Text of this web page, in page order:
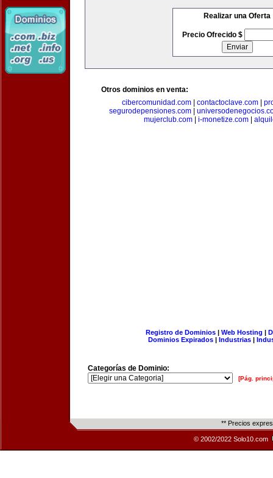
Realizar una Oferta
Precio Ofrecido $
Otros dominios en venta:
cibercomunidad.com
contactoclave.com
segurodepensiones.com
mujerclub.com
i-monetize.com
Registro de Dominios| Web Hosting |
Dominios Expirados | Industrias |
Categorías de Dominio:
[Pág.
** Precios
© 2002/2022 Solo10.com